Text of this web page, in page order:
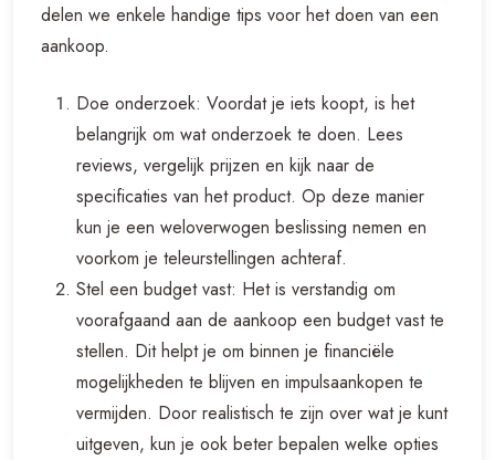
delen we enkele handige tips voor het doen van een
aankoop.
Doe onderzoek: Voordat je iets koopt, is het
belangrijk om wat onderzoek te doen. Lees
reviews, vergelijk prijzen en kijk naar de
specificaties van het product. Op deze manier
kun je een weloverwogen beslissing nemen en
voorkom je teleurstellingen achteraf.
Stel een budget vast: Het is verstandig om
voorafgaand aan de aankoop een budget vast te
stellen. Dit helpt je om binnen je financiële
mogelijkheden te blijven en impulsaankopen te
vermijden. Door realistisch te zijn over wat je kunt
uitgeven, kun je ook beter bepalen welke opties